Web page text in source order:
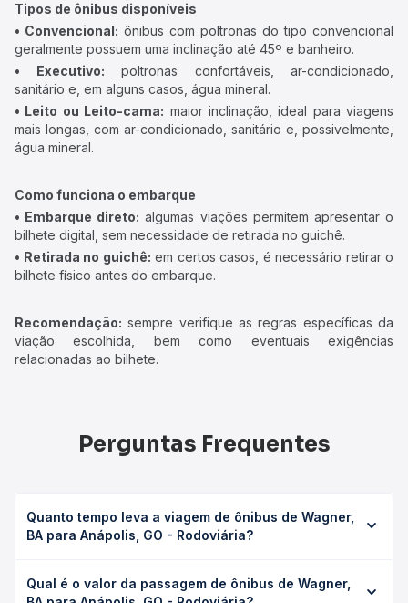
Tipos de ônibus disponíveis
• Convencional: ônibus com poltronas do tipo convencional
geralmente possuem uma inclinação até 45º e banheiro.
• Executivo: poltronas confortáveis, ar-condicionado,
sanitário e, em alguns casos, água mineral.
• Leito ou Leito-cama: maior inclinação, ideal para viagens
mais longas, com ar-condicionado, sanitário e, possivelmente,
água mineral.
Como funciona o embarque
• Embarque direto: algumas viações permitem apresentar o
bilhete digital, sem necessidade de retirada no guichê.
• Retirada no guichê: em certos casos, é necessário retirar o
bilhete físico antes do embarque.
Recomendação: sempre verifique as regras específicas da
viação escolhida, bem como eventuais exigências
relacionadas ao bilhete.
Perguntas Frequentes
Quanto tempo leva a viagem de ônibus de Wagner,
BA para Anápolis, GO - Rodoviária?
Rodoviária leva em média 24h 57min, podendo variar
Qual é o valor da passagem de ônibus de Wagner,